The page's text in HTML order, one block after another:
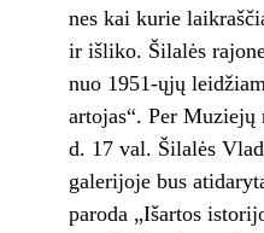
nes kai kurie
ir išliko. Šilalės
nuo 1951-ųjų
artojas“. Per Muziejų
d. 17 val. Šilalės
galerijoje bus
paroda „Išartos